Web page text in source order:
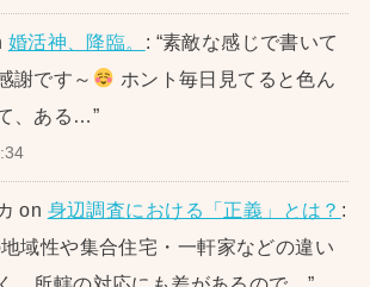
婚活神、降臨。 : “素敵な感じで書いて
謝です～
ホント毎日見てると色ん
、ある…”
on 身辺調査における「正義」とは？ :
域性や集合住宅・一軒家などの違い